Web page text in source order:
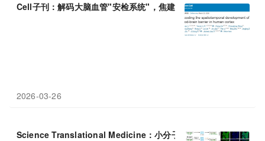
Cell子刊：解码大脑血管"安检系统"，焦建伟团队揭示神经细胞调
2026-03-26
Science Translational Medicine：小分子SK-129穿越血脑屏障